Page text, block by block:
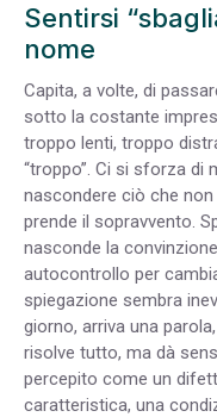
Sentirsi
nome
Capita, a volte, di
sotto la costante
troppo lenti, troppo
“troppo”. Ci si sforza di
nascondere ciò che
prende il sopravvento.
nasconde la
autocontrollo per
spiegazione sembra
giorno, arriva una
risolve tutto, ma dà
percepito come un
caratteristica, una